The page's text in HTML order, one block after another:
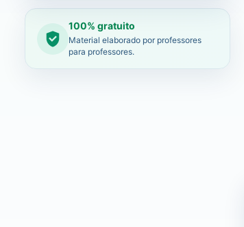
100% gratuito
Material elaborado por professores
para professores.